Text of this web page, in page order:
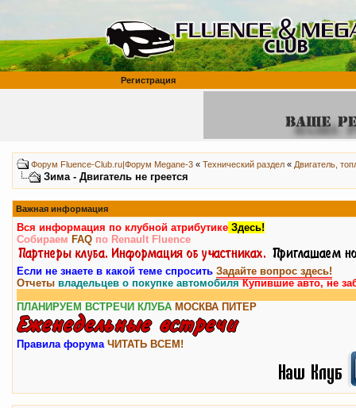
Регистрация
Форум Fluence-Club.ru|Форум Megane-3 « Технический раздел « Двигатель,
Зима - Двигатель не греется
Важная информация
Вся информация по клубной атрибутике Здесь!
Собираем FAQ по Renault Fluence
Если не знаете в какой теме спросить Задайте вопрос здесь!
Отчеты владельцев о покупке автомобиляКупившие авто, не
ПЛАНИРУЕМ ВСТРЕЧИ КЛУБА МОСКВА ПИТЕР
Правила форума ЧИТАТЬ ВСЕМ!